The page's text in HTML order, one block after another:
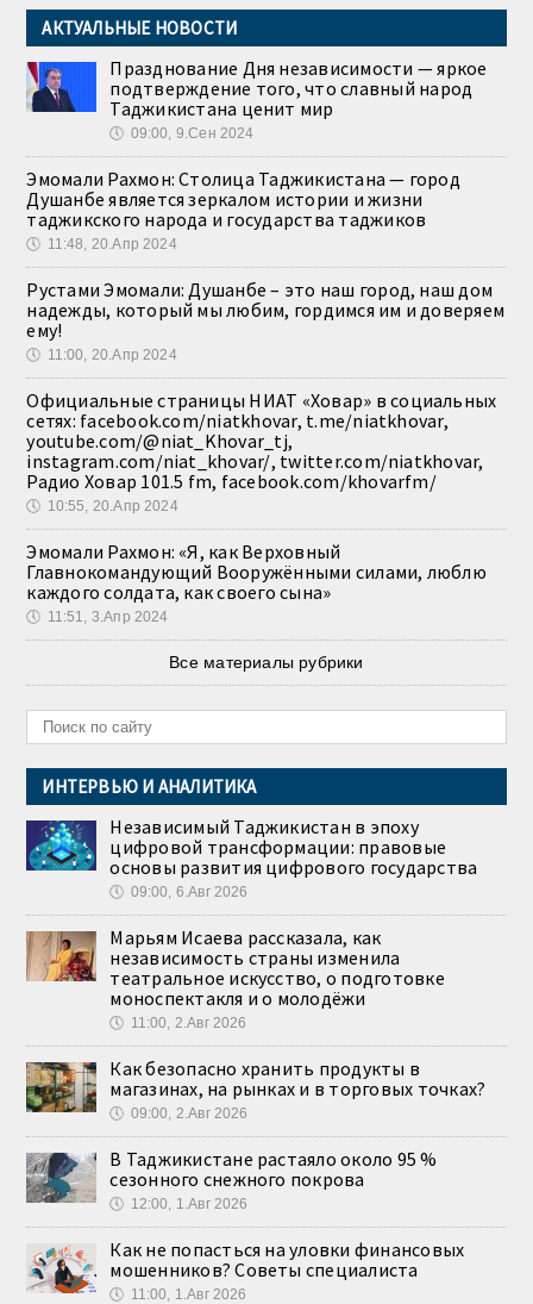
АКТУАЛЬНЫЕ НОВОСТИ
Празднование Дня независимости — яркое
подтверждение того, что славный народ
Таджикистана ценит мир
🕔 09:00, 9.Сен 2024
Эмомали Рахмон: Столица Таджикистана — город
Душанбе является зеркалом истории и жизни
таджикского народа и государства таджиков
🕔 11:48, 20.Апр 2024
Рустами Эмомали: Душанбе – это наш город, наш дом
надежды, который мы любим, гордимся им и доверяем
ему!
🕔 11:00, 20.Апр 2024
Официальные страницы НИАТ «Ховар» в социальных
сетях: facebook.com/niatkhovar, t.me/niatkhovar,
youtube.com/@niat_Khovar_tj,
instagram.com/niat_khovar/, twitter.com/niatkhovar,
Радио Ховар 101.5 fm, facebook.com/khovarfm/
🕔 10:55, 20.Апр 2024
Эмомали Рахмон: «Я, как Верховный
Главнокомандующий Вооружёнными силами, люблю
каждого солдата, как своего сына»
🕔 11:51, 3.Апр 2024
Все материалы рубрики
ИНТЕРВЬЮ И АНАЛИТИКА
Независимый Таджикистан в эпоху
цифровой трансформации: правовые
основы развития цифрового государства
🕔 09:00, 6.Авг 2026
Марьям Исаева рассказала, как
независимость страны изменила
театральное искусство, о подготовке
моноспектакля и о молодёжи
🕔 11:00, 2.Авг 2026
Как безопасно хранить продукты в
магазинах, на рынках и в торговых точках?
🕔 09:00, 2.Авг 2026
В Таджикистане растаяло около 95 %
сезонного снежного покрова
🕔 12:00, 1.Авг 2026
Как не попасться на уловки финансовых
мошенников? Советы специалиста
🕔 11:00, 1.Авг 2026